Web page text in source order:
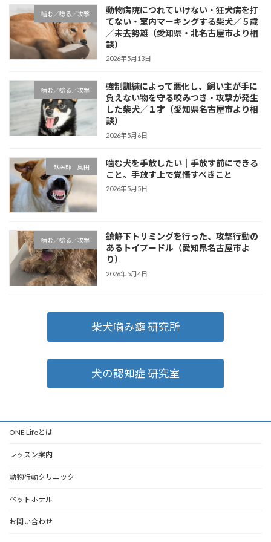
噛む／唸る／攻撃
動物病院につれていけない・狂犬病を打
てない・室内マーキングする柴犬／５歳
／未去勢雄（愛知県・北名古屋市より相
談）
2026年5月13日
噛む／唸る／攻撃
強制訓練によって悪化し、飼い主が手に
負えない物を守る咬みつき・攻撃が発生
した柴犬／１才（愛知県名古屋市より相
談）
2026年5月6日
獣医師 奥田
噛む犬を手放したい｜手放す前にできる
こと。手放す上で覚悟すべきこと
2026年5月5日
噛む／唸る／攻撃
鎮静下トリミングを行った、攻撃行動の
あるトイプードル（愛知県名古屋市よ
り）
2026年5月4日
柴犬噛み癖 研究所
犬の認知症 研究室
ONE Lifeとは
レッスン案内
動物行動クリニック
ペットホテル
お問い合わせ